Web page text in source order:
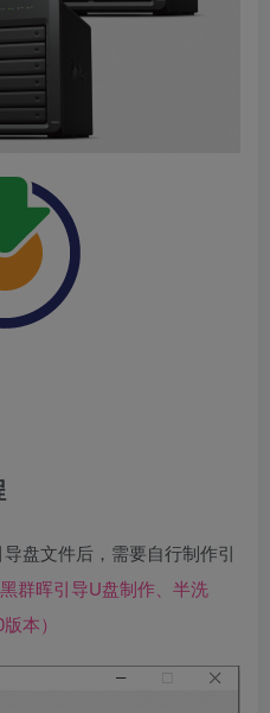
盘文件后，需要自行制作引
黑群晖引导U盘制作、半洗
本）